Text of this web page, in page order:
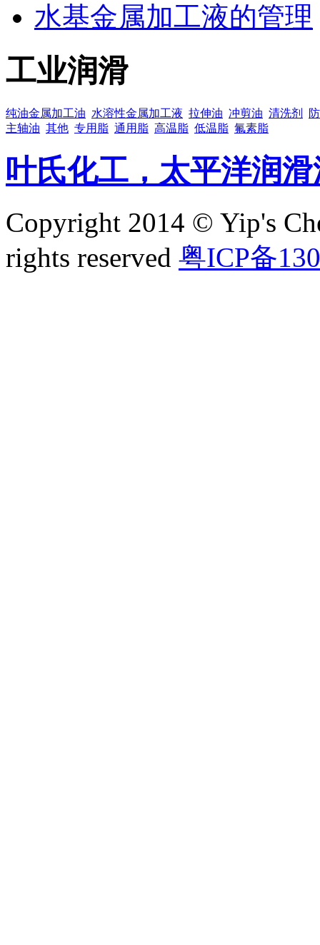
水基金属加工液的管理
工业润滑
纯油金属加工油 水溶性金属加工液 拉伸油 冲剪油 清洗剂
主轴油 其他 专用脂 通用脂 高温脂 低温脂 氟素脂
叶氏化工，太平洋润滑
Copyright 2014 © Yip's
rights reserved 粤ICP备